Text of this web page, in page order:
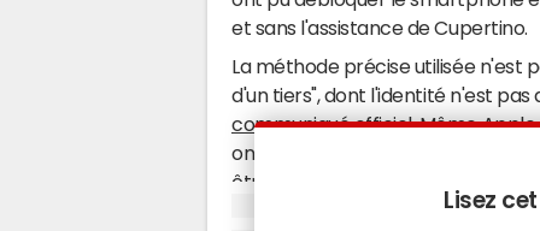
et sans l'assistance de Cupertino.
La méthode précise utilisée n'est
d'un tiers", dont l'identité n'est
communiqué officiel. Même
ont fait - après tout, des hacks et
être commercialisés
laissaient penser que
Lisez